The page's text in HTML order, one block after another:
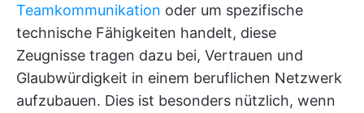
Teamkommunikation oder um spezifische
technische Fähigkeiten handelt, diese
Zeugnisse tragen dazu bei, Vertrauen und
Glaubwürdigkeit in einem beruflichen Netzwerk
aufzubauen. Dies ist besonders nützlich, wenn